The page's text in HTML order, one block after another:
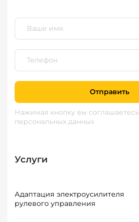
Отправить
Нажимая кнопку вы соглашаетесь
персональных данных
Услуги
Адаптация электроусилителя
рулевого управления